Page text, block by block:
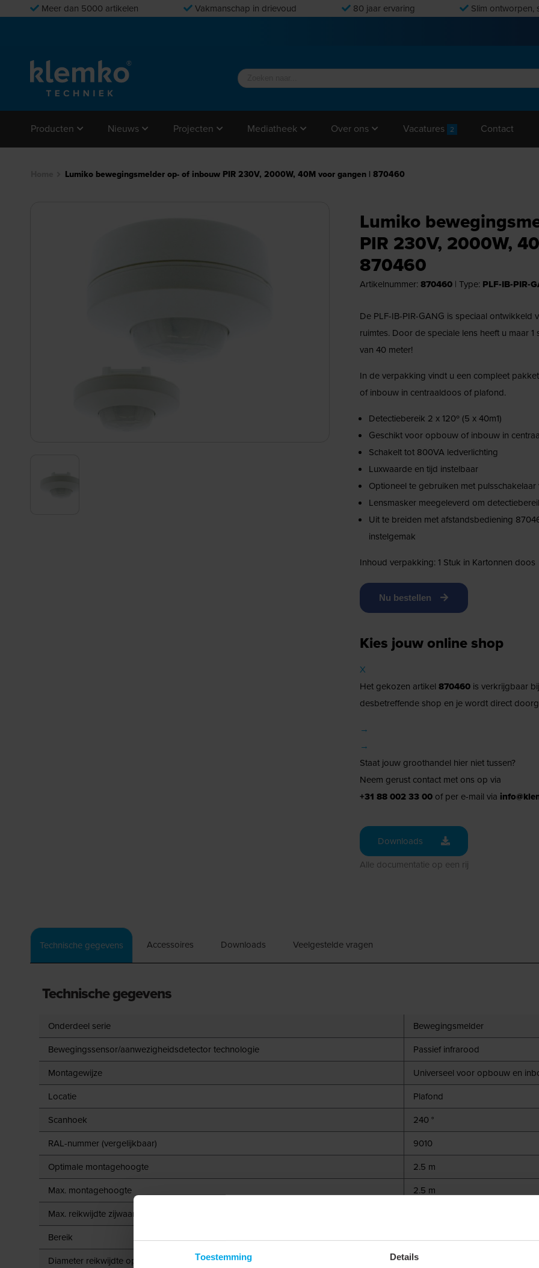
Toestemming Details
Meer dan 5000 artikelen Vakmanschap in drievoud 80 jaar ervaring Slim ontworpen,
Producten Nieuws Projecten Mediatheek Over ons Vacatures 2 Contact
Lumiko bewegingsmelder op- of inbouw PIR 230V, 2000W, 40M voor gangen | 870460
Lumiko
PIR 230V, 2000W,
870460
Artikelnummer: 870460| Type: PLF-IB-PIR-
De PLF-IB-PIR-GANG is speciaal
ruimtes. Door de speciale lens heeft u maar
van 40 meter!
In de verpakking vindt u een compleet
of inbouw in centraaldoos of plafond.
Detectiebereik 2 x 120º (5 x 40m1)
Geschikt voor opbouw of inbouw in
Schakelt tot 800VA ledverlichting
Luxwaarde en tijd instelbaar
Optioneel te gebruiken met
Lensmasker meegeleverd om
Uit te breiden met afstandsbediening
instelgemak
Inhoud verpakking: 1 Stuk in Kartonnen doos
Nu bestellen
Kies jouw online shop
X
Het gekozen artikel 870460is verkrijgbaar
desbetreffende shop en je wordt direct
→
→
Staat jouw groothandel hier niet tussen?
Neem gerust contact met ons op via
+31 88 002 33 00of per e-mail via
Downloads
Alle documentatie op een rij
Technische gegevens Accessoires Downloads Veelgestelde vragen
Technische gegevens
Onderdeel serie
Bewegingsmelder
Bewegingssensor/aanwezigheidsdetector technologie
Passief infrarood
Montagewijze
Universeel voor opbouw en
Locatie
Plafond
Scanhoek
240 °
RAL-nummer (vergelijkbaar)
9010
Optimale montagehoogte
2.5 m
Max. montagehoogte
2.5 m
Max. reikwijdte zijwaarts
Bereik
m1 - 40 x 5
Diameter reikwijdte op vloer
40 m